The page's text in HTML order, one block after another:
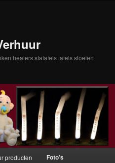
heaters statafels tafels stoelen
producten Foto’s